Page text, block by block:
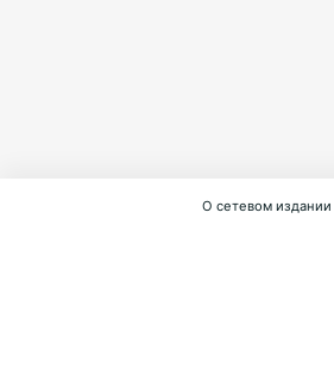
О сетевом издании